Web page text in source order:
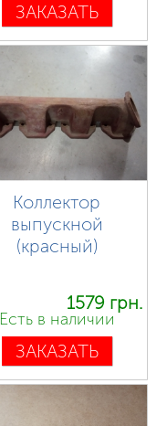
ЗАКАЗАТЬ
Коллектор
выпускной
(красный)
1579 грн.
Есть в наличии
ЗАКАЗАТЬ